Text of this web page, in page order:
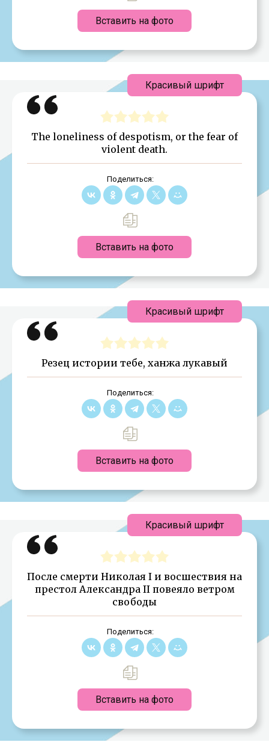
Вставить на фото
The loneliness of despotism, or the fear of
violent death.
Поделиться:
Вставить на фото
Красивый шрифт
Резец истории тебе, ханжа лукавый
Поделиться:
Вставить на фото
Красивый шрифт
После смерти Николая I и восшествия на
престол Александра II повеяло ветром
свободы
Поделиться:
Вставить на фото
Красивый шрифт